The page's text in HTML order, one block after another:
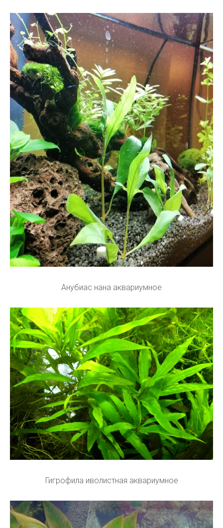
Анубиас нана аквариумное
Гигрофила иволистная аквариумное